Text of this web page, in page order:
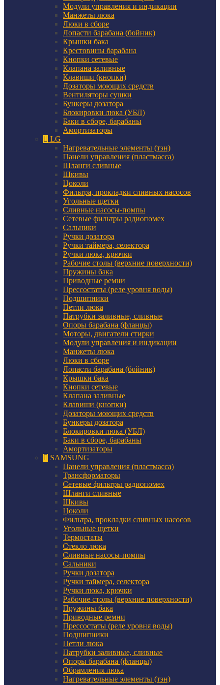
Модули управления и индикации
Манжеты люка
Люки в сборе
Лопасти барабана (бойник)
Крышки бака
Крестовины барабана
Кнопки сетевые
Клапана заливные
Клавиши (кнопки)
Дозаторы моющих средств
Вентиляторы сушки
Бункеры дозатора
Блокировки люка (УБЛ)
Баки в сборе, барабаны
Амортизаторы
LG
Нагревательные элементы (тэн)
Панели управления (пластмасса)
Шланги сливные
Шкивы
Цоколи
Фильтра, прокладки сливных насосов
Угольные щетки
Сливные насосы-помпы
Сетевые фильтры радиопомех
Сальники
Ручки дозатора
Ручки таймера, селектора
Ручки люка, крючки
Рабочие столы (верхние поверхности)
Пружины бака
Приводные ремни
Прессостаты (реле уровня воды)
Подшипники
Петли люка
Патрубки заливные, сливные
Опоры барабана (фланцы)
Моторы, двигатели стирки
Модули управления и индикации
Манжеты люка
Люки в сборе
Лопасти барабана (бойник)
Крышки бака
Кнопки сетевые
Клапана заливные
Клавиши (кнопки)
Дозаторы моющих средств
Бункеры дозатора
Блокировки люка (УБЛ)
Баки в сборе, барабаны
Амортизаторы
SAMSUNG
Панели управления (пластмасса)
Трансформаторы
Сетевые фильтры радиопомех
Шланги сливные
Шкивы
Цоколи
Фильтра, прокладки сливных насосов
Угольные щетки
Термостаты
Стекло люка
Сливные насосы-помпы
Сальники
Ручки дозатора
Ручки таймера, селектора
Ручки люка, крючки
Рабочие столы (верхние поверхности)
Пружины бака
Приводные ремни
Прессостаты (реле уровня воды)
Подшипники
Петли люка
Патрубки заливные, сливные
Опоры барабана (фланцы)
Обрамления люка
Нагревательные элементы (тэн)